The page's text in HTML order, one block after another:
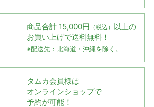
商品合計 15,000円 （税込） 以上の
お買い上げで送料無料！
※配送先：北海道・沖縄を除く。
タムカ会員様は
オンラインショップで
予約が可能！